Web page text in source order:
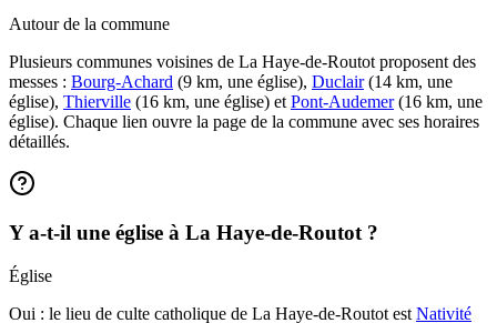
Autour de la commune
Plusieurs communes voisines de La Haye-de-Routot proposent des
messes : Bourg-Achard (9 km, une église), Duclair(14 km, une
église), Thierville (16 km, une église) et Pont-Audemer(16 km, une
église). Chaque lien ouvre la page de la commune avec ses horaires
détaillés.
Y a-t-il une église à La Haye-de-Routot ?
Église
Oui : le lieu de culte catholique de La Haye-de-Routot est Nativité